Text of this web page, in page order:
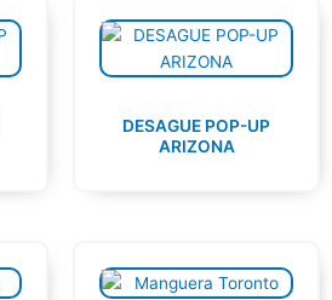
DESAGUE POP-UP
ARIZONA